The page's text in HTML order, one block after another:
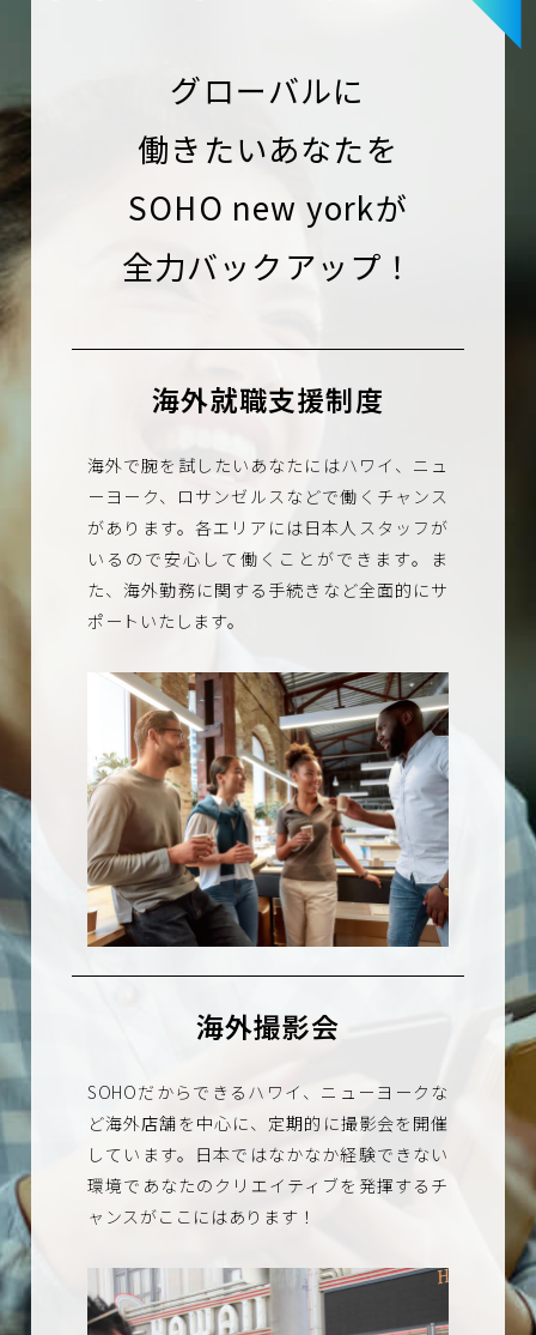
RECRUIT
グローバルに
働きたいあなたを
SOHO new yorkが
全力バックアップ！
海外就職支援制度
海外で腕を試したいあなたにはハワイ、ニュ
ーヨーク、ロサンゼルスなどで働くチャンス
があります。各エリアには日本人スタッフが
いるので安心して働くことができます。ま
た、海外勤務に関する手続きなど全面的にサ
ポートいたします。
海外撮影会
SOHOだからできるハワイ、ニューヨークな
ど海外店舗を中⼼に、定期的に撮影会を開催
しています。⽇本ではなかなか経験できない
環境であなたのクリエイティブを発揮するチ
ャンスがここにはあります！